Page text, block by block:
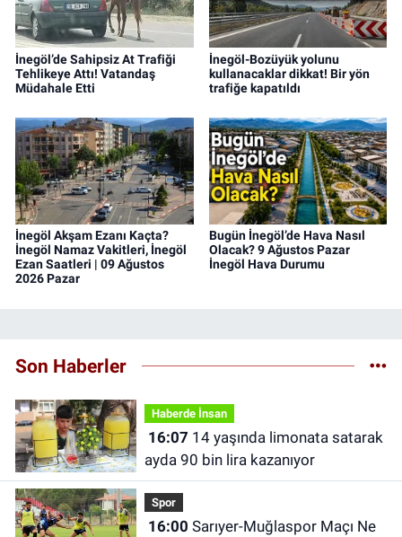
İnegöl’de Sahipsiz At Trafiği
Tehlikeye Attı! Vatandaş
Müdahale Etti
İnegöl-Bozüyük yolunu
kullanacaklar dikkat! Bir yön
trafiğe kapatıldı
İnegöl Akşam Ezanı Kaçta?
İnegöl Namaz Vakitleri, İnegöl
Ezan Saatleri | 09 Ağustos
2026 Pazar
Bugün İnegöl’de Hava Nasıl
Olacak? 9 Ağustos Pazar
İnegöl Hava Durumu
Son Haberler
Haberde İnsan
16:07
ayda 90 bin lira kazanıyor
Spor
16:00